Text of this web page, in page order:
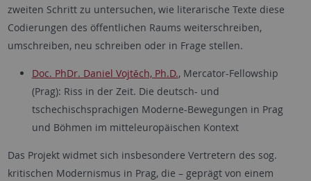
zweiten Schritt zu untersuchen, wie literarische Texte diese
Codierungen des öffentlichen Raums weiterschreiben,
umschreiben, neu schreiben oder in Frage stellen.
Doc. PhDr. Daniel Vojtěch, Ph.D., Mercator-Fellowship
(Prag): Riss in der Zeit. Die deutsch- und
tschechischsprachigen Moderne-Bewegungen in Prag
und Böhmen im mitteleuropäischen Kontext
Das Projekt widmet sich insbesondere Vertretern des sog.
kritischen Modernismus in Prag, die – geprägt von einem